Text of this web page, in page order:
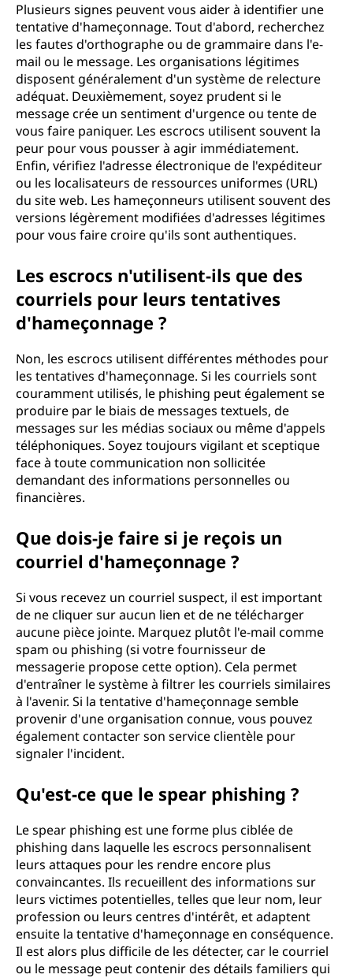
Plusieurs signes peuvent vous aider à identifier une
tentative d'hameçonnage. Tout d'abord, recherchez
les fautes d'orthographe ou de grammaire dans l'e-
mail ou le message. Les organisations légitimes
disposent généralement d'un système de relecture
adéquat. Deuxièmement, soyez prudent si le
message crée un sentiment d'urgence ou tente de
vous faire paniquer. Les escrocs utilisent souvent la
peur pour vous pousser à agir immédiatement.
Enfin, vérifiez l'adresse électronique de l'expéditeur
ou les localisateurs de ressources uniformes (URL)
du site web. Les hameçonneurs utilisent souvent des
versions légèrement modifiées d'adresses légitimes
pour vous faire croire qu'ils sont authentiques.
Les escrocs n'utilisent-ils que des
courriels pour leurs tentatives
d'hameçonnage ?
Non, les escrocs utilisent différentes méthodes pour
les tentatives d'hameçonnage. Si les courriels sont
couramment utilisés, le phishing peut également se
produire par le biais de messages textuels, de
messages sur les médias sociaux ou même d'appels
téléphoniques. Soyez toujours vigilant et sceptique
face à toute communication non sollicitée
demandant des informations personnelles ou
financières.
Que dois-je faire si je reçois un
courriel d'hameçonnage ?
Si vous recevez un courriel suspect, il est important
de ne cliquer sur aucun lien et de ne télécharger
aucune pièce jointe. Marquez plutôt l'e-mail comme
spam ou phishing (si votre fournisseur de
messagerie propose cette option). Cela permet
d'entraîner le système à filtrer les courriels similaires
à l'avenir. Si la tentative d'hameçonnage semble
provenir d'une organisation connue, vous pouvez
également contacter son service clientèle pour
signaler l'incident.
Qu'est-ce que le spear phishing ?
Le spear phishing est une forme plus ciblée de
phishing dans laquelle les escrocs personnalisent
leurs attaques pour les rendre encore plus
convaincantes. Ils recueillent des informations sur
leurs victimes potentielles, telles que leur nom, leur
profession ou leurs centres d'intérêt, et adaptent
ensuite la tentative d'hameçonnage en conséquence.
Il est alors plus difficile de les détecter, car le courriel
ou le message peut contenir des détails familiers qui